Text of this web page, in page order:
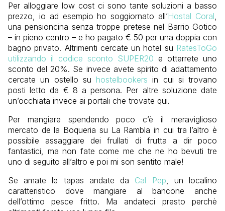
Per alloggiare low cost ci sono tante soluzioni a basso
prezzo, io ad esempio ho soggiornato all’Hostal Coral,
una pensioncina senza troppe pretese nel Barrio Gotico
– in pieno centro – e ho pagato € 50 per una doppia con
bagno privato. Altrimenti cercate un hotel su RatesToGo
utilizzando il codice sconto SUPER20 e otterrete uno
sconto del 20%. Se invece avete spirito di adattamento
cercate un ostello su hostelbookers in cui si trovano
posti letto da € 8 a persona. Per altre soluzione date
un’occhiata invece ai portali che trovate qui.
Per mangiare spendendo poco c’è il meraviglioso
mercato de la Boqueria su La Rambla in cui tra l’altro è
possibile assaggiare dei frullati di frutta a dir poco
fantastici, ma non fate come me che ne ho bevuti tre
uno di seguito all’altro e poi mi son sentito male!
Se amate le tapas andate da Cal Pep, un localino
caratteristico dove mangiare al bancone anche
dell’ottimo pesce fritto. Ma andateci presto perchè